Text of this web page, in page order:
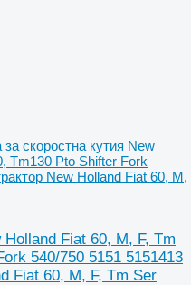
за скоростна кутия New
Tm130 Pto Shifter Fork
New Holland Fiat 60, M,
Holland Fiat 60, M, F, Tm
540/750 5151 5151413
Fiat 60, M, F, Tm Ser